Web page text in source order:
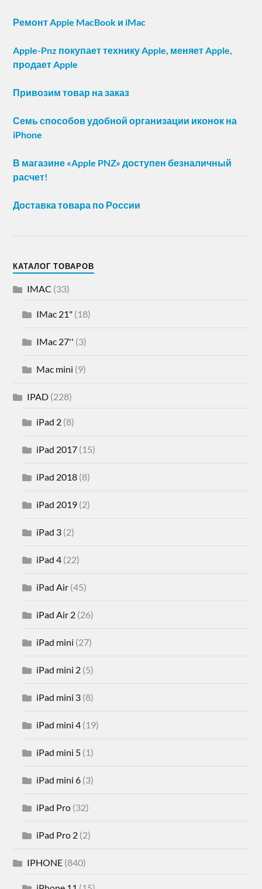
Ремонт Apple MacBook и iMac
Apple-Pnz покупает технику Apple, меняет Apple,
продает Apple
Привозим товар на заказ
Семь способов удобной организации иконок на
iPhone
В магазине «Apple PNZ» доступен безналичный
расчет!
Доставка товара по России
КАТАЛОГ ТОВАРОВ
IMAC (33)
IMac 21" (18)
IMac 27'' (3)
Mac mini (9)
IPAD (228)
iPad 2 (8)
iPad 2017 (15)
iPad 2018 (8)
iPad 2019 (2)
iPad 3 (2)
iPad 4 (22)
iPad Air (45)
iPad Air 2 (26)
iPad mini (27)
iPad mini 2 (5)
iPad mini 3 (8)
iPad mini 4 (19)
iPad mini 5 (1)
iPad mini 6 (3)
iPad Pro (32)
iPad Pro 2 (2)
IPHONE (840)